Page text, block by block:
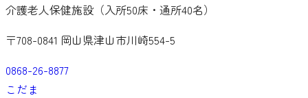
介護老人保健施設（入所50床・通所40名）
〒708-0841 岡山県津山市川崎554-5
0868-26-8877
こだま